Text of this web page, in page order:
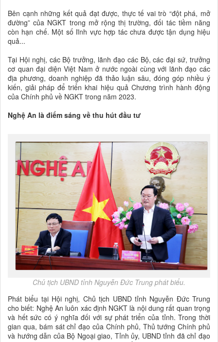
Bên cạnh những kết quả đạt được, thực tế vai trò “đột phá, mở
đường” của NGKT trong mở rộng thị trường, đối tác tiềm năng
còn hạn chế. Một số lĩnh vực hợp tác chưa được tận dụng hiệu
quả...
Tại Hội nghị, các Bộ trưởng, lãnh đạo các Bộ, các đại sứ, trưởng
cơ quan đại diện Việt Nam ở nước ngoài cùng với lãnh đạo các
địa phương, doanh nghiệp đã thảo luận sâu, đóng góp nhiều ý
kiến, giải pháp để triển khai hiệu quả Chương trình hành động
của Chính phủ về NGKT trong năm 2023.
Nghệ An là điểm sáng về thu hút đầu tư
Chủ tịch UBND tỉnh Nguyễn Đức Trung phát biểu.
Phát biểu tại Hội nghị, Chủ tịch UBND tỉnh Nguyễn Đức Trung
cho biết: Nghệ An luôn xác định NGKT là nội dung rất quan trọng
và hết sức có ý nghĩa đối với sự phát triển của tỉnh. Trong thời
gian qua, bám sát chỉ đạo của Chính phủ, Thủ tướng Chính phủ
và hướng dẫn của Bộ Ngoại giao, Tỉnh ủy, UBND tỉnh đã chỉ đạo